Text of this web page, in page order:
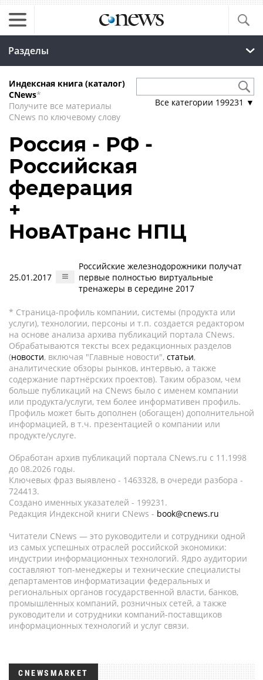
Разделы
Индексная книга (каталог)
CNews*
Получите все материалы
CNews по ключевому слову
Все категории 199231 ▼
Россия - РФ -
Российская
федерация
+
НовАТранс НПЦ
25.01.2017
Российские железнодорожники получат
первые полностью виртуальные
тренажеры в середине 2017
* Страница-профиль компании, системы (продукта или
услуги), технологии, персоны и т.п. создается редактором
на основе анализа архива публикаций портала CNews.
Обрабатываются тексты всех редакционных разделов
(новости, включая "Главные новости", статьи,
аналитические обзоры рынков, интервью, а также
содержание партнёрских проектов). Таким образом, чем
больше публикаций на CNews было с именем компании
или продукта/услуги, тем более информативен профиль.
Профиль может быть дополнен (обогащен) дополнительной
информацией, в т.ч. презентацией о компании или
продукте/услуге.
Обработан архив публикаций портала CNews.ru c 11.1998
до 08.2026 годы.
Ключевых фраз выявлено - 1463328, в очереди разбора -
724413.
Создано именных указателей - 199231.
Редакция Индексной книги CNews - book@cnews.ru
Читатели CNews — это руководители и сотрудники одной
из самых успешных отраслей российской экономики:
индустрии информационных технологий. Ядро аудитории
составляют топ-менеджеры и технические специалисты
департаментов информатизации федеральных и
региональных органов государственной власти, банков,
промышленных компаний, розничных сетей, а также
руководители и сотрудники компаний-поставщиков
информационных технологий и услуг связи.
CNEWSMARKET